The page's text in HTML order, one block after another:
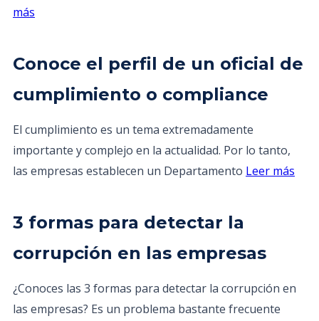
más
Conoce el perfil de un oficial de
cumplimiento o compliance
El cumplimiento es un tema extremadamente
importante y complejo en la actualidad. Por lo tanto,
las empresas establecen un Departamento Leer más
3 formas para detectar la
corrupción en las empresas
¿Conoces las 3 formas para detectar la corrupción en
las empresas? Es un problema bastante frecuente